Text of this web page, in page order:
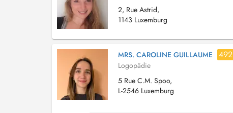
2, Rue Astrid,
1143 Luxemburg
MRS. CAROLINE GUILLAUME 492
Logopädie
5 Rue C.M. Spoo,
L-2546 Luxemburg